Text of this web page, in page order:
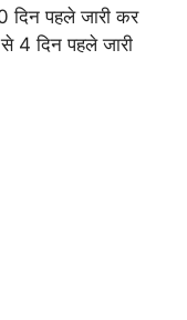
दिन पहले जारी कर
से 4 दिन पहले जारी